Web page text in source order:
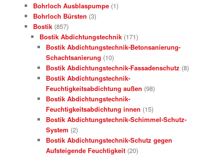
Bohrloch Ausblaspumpe (1)
Bohrloch Bürsten (3)
Bostik (857)
Bostik Abdichtungstechnik (171)
Bostik Abdichtungstechnik-Betonsanierung-
Schachtsanierung (10)
Bostik Abdichtungstechnik-Fassadenschutz (8)
Bostik Abdichtungstechnik-
Feuchtigkeitsabdichtung außen (98)
Bostik Abdichtungstechnik-
Feuchtigkeitsabdichtung innen (15)
Bostik Abdichtungstechnik-Schimmel-Schutz-
System (2)
Bostik Abdichtungstechnik-Schutz gegen
Aufsteigende Feuchtigkeit (20)